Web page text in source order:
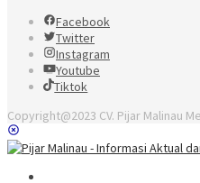
Facebook
Twitter
Instagram
Youtube
Tiktok
Copyright@2023 CV. Pijar Malinau